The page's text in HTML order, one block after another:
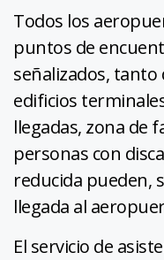
Todos los
puntos de
señalizados,
edificios
llegadas, zona de
personas con
reducida pueden,
llegada al
El servicio de